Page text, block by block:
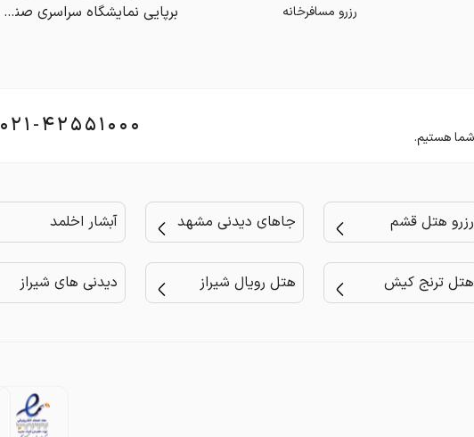
رزرو مسافرخانه
برپایی نمایشگاه سراسری صنایع‌دستی در بیرجند
۰۲۱-۴۲۵۵۱۰۰۰
رزرو هتل قشم جاهای دیدنی مشهد آبشار اخلمد
هتل ترنج کیش هتل رویال شیراز دیدنی های شیراز